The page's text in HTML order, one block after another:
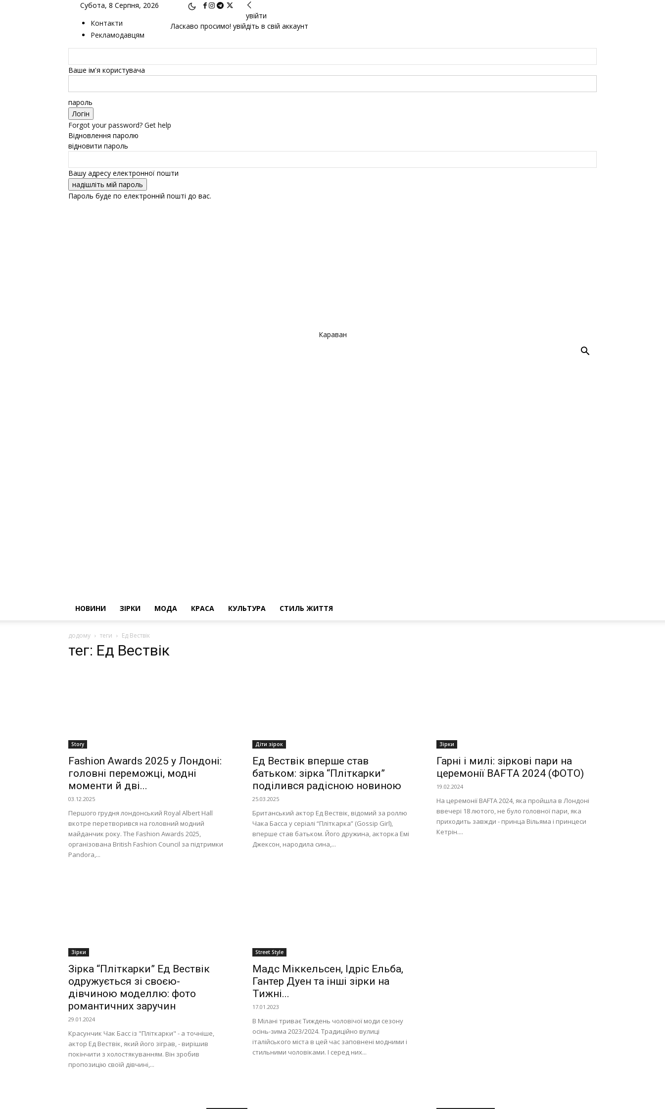
Субота, 8 Серпня, 2026
Контакти
Рекламодавцям
увійти
Ласкаво просимо! увійдіть в свій аккаунт
Ваше ім'я користувача
пароль
Forgot your password? Get help
Відновлення паролю
відновити пароль
Вашу адресу електронної пошти
Пароль буде по електронній пошті до вас.
Караван
НОВИНИ ЗІРКИ МОДА КРАСА КУЛЬТУРА СТИЛЬ ЖИТТЯ
додому теги Ед Вествік
тег: Ед Вествік
Story
Fashion Awards 2025 у Лондоні:
головні переможці, модні
моменти й дві...
03.12.2025
Першого грудня лондонський Royal Albert Hall
вкотре перетворився на головний модний
майданчик року. The Fashion Awards 2025,
організована British Fashion Council за підтримки
Pandora,...
Діти зірок
Ед Вествік вперше став
батьком: зірка “Пліткарки”
поділився радісною новиною
25.03.2025
Британський актор Ед Вествік, відомий за роллю
Чака Басса у серіалі “Пліткарка” (Gossip Girl),
вперше став батьком. Його дружина, акторка Емі
Джексон, народила сина,...
Зірки
Гарні і милі: зіркові пари на
церемонії BAFTA 2024 (ФОТО)
19.02.2024
На церемонії BAFTA 2024, яка пройшла в Лондоні
ввечері 18 лютого, не було головної пари, яка
приходить завжди - принца Вільяма і принцеси
Кетрін....
Зірки
Зірка “Пліткарки” Ед Вествік
одружується зі своєю-
дівчиною моделлю: фото
романтичних заручин
29.01.2024
Красунчик Чак Басс із "Пліткарки" - а точніше,
актор Ед Вествік, який його зіграв, - вирішив
покінчити з холостякуванням. Він зробив
пропозицію своїй дівчині,...
Street Style
Мадс Міккельсен, Ідріс Ельба,
Гантер Дуен та інші зірки на
Тижні...
17.01.2023
В Мілані триває Тиждень чоловічої моди сезону
осінь-зима 2023/2024. Традиційно вулиці
італійського міста в цей час заповнені модними і
стильними чоловіками. І серед них...